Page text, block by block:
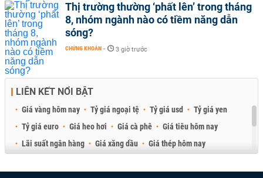
Thị trường thường ‘phất lên’ trong tháng
8, nhóm ngành nào có tiềm năng dẫn
sóng?
CHỨNG KHOÁN - 3 giờ trước
LIÊN KẾT NỔI BẬT
Giá vàng hôm nay Tỷ giá ngoại tệ Tỷ giá usd
Tỷ giá yen
Tỷ giá euro
Giá heo hơi Giá cà phê
Giá tiêu hôm nay
Lãi suất ngân hàng
Giá xăng dầu
Giá thép hôm nay